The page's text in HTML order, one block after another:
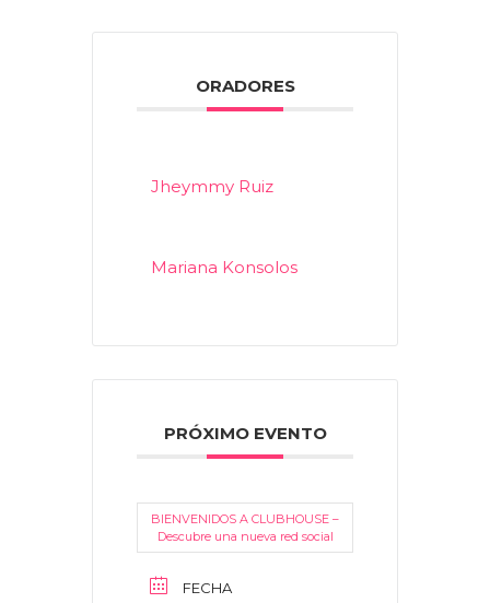
ORADORES
Jheymmy Ruiz
Mariana Konsolos
PRÓXIMO EVENTO
BIENVENIDOS A CLUBHOUSE –
Descubre una nueva red social
FECHA